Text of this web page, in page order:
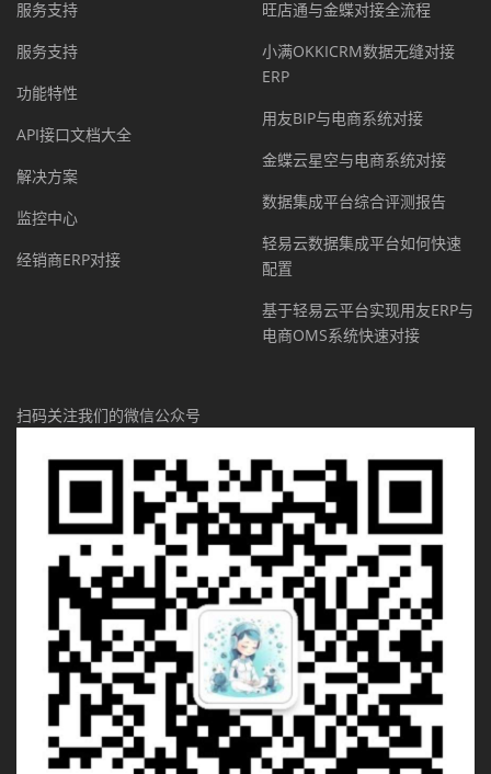
服务支持
服务支持
功能特性
API接口文档大全
解决方案
监控中心
经销商ERP对接
旺店通与金蝶对接全流程
小满OKKICRM数据无缝对接
ERP
用友BIP与电商系统对接
金蝶云星空与电商系统对接
数据集成平台综合评测报告
轻易云数据集成平台如何快速
配置
基于轻易云平台实现用友ERP与
电商OMS系统快速对接
扫码关注我们的微信公众号